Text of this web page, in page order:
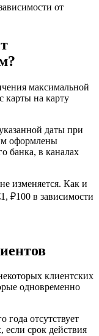
от
максимальной
карты на карту
даты при
оформлены
банка, в каналах
изменяется. Как и
₽100 в зависимости
клиентских
одновременно
года отсутствует
срок действия